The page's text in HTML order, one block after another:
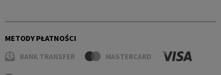
METODY PŁATNOŚCI
BANK TRANSFER MASTERCARD